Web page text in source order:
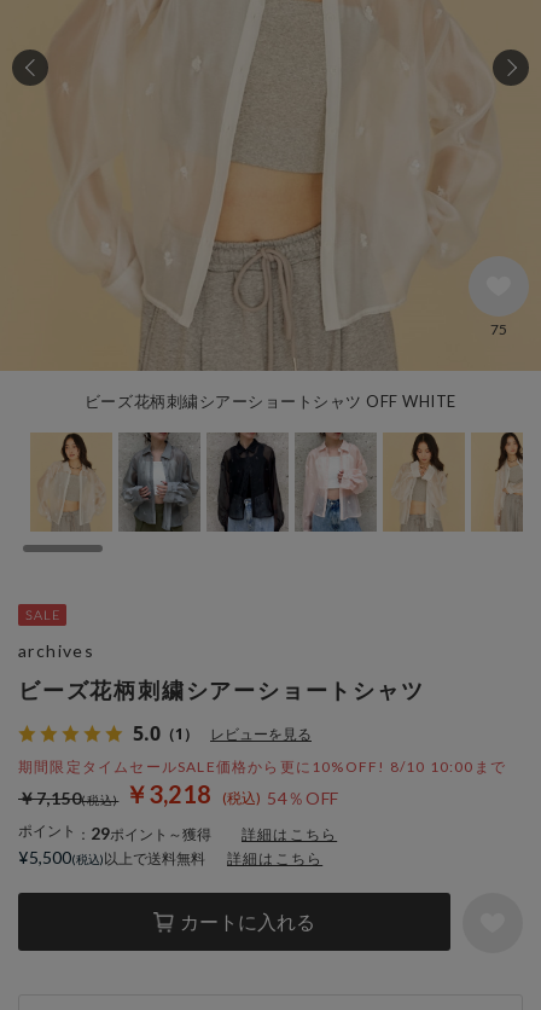
ビーズ花柄刺繍シアーショートシャツ OFF WHITE
75
ビーズ花柄刺繍シアーショートシャツ
5.0 （1） レビューを見る
期間限定タイムセールSALE価格から更に10%OFF! 8/10 10:00まで
￥3,218 54％OFF
￥7,150
ポイント ： 29ポイント～獲得 詳細はこちら
カートに入れる
archives
¥5,500 以上で送料無料 詳細はこちら